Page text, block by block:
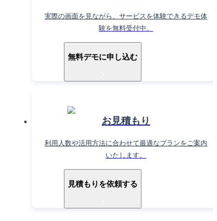
実際の画面を見ながら、サービスを体験できるデモ体
験を無料受付中。
無料デモに申し込む
お見積もり
利用人数や活用方法に合わせて最適なプランをご案内
いたします。
見積もりを依頼する